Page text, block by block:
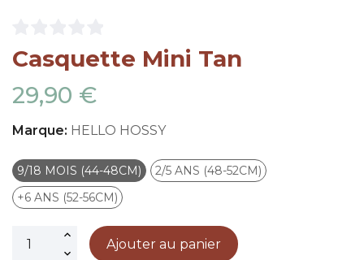
Casquette Mini Tan
29,90 €
Marque: HELLO HOSSY
9/18 MOIS (44-48CM)
2/5 ANS (48-52CM)
+6 ANS (52-56CM)
Ajouter au panier